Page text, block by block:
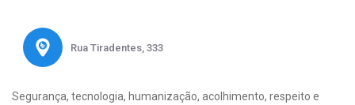
Rua Tiradentes, 333
Segurança, tecnologia, humanização, acolhimento, respeito e